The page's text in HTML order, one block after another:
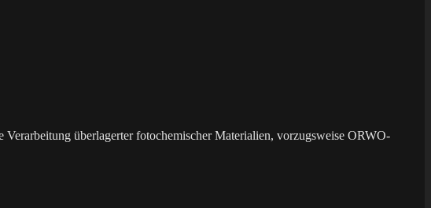
überlagerter fotochemischer Materialien, vorzugsweise ORWO-